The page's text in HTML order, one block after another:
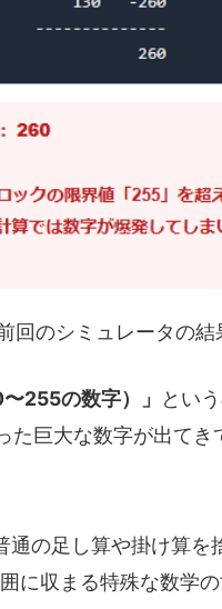
回のシミュレータの結
255の数字）」
とい
た巨大な数字が出て
の足し算や掛け算
に収まる特殊な数学の